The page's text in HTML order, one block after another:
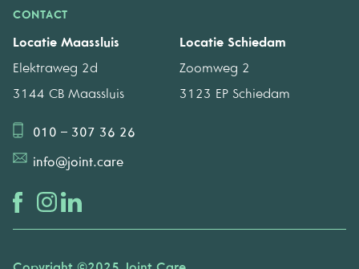
CONTACT
Locatie Maassluis
Elektraweg 2d
3144 CB Maassluis
Locatie Schiedam
Zoomweg 2
3123 EP Schiedam
010 – 307 36 26
info@joint.care